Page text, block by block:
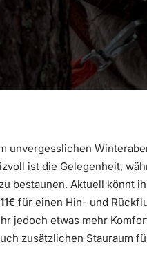
unvergesslichen
ist die Gelegenheit,
bestaunen. Aktuell könnt
für einen Hin- und
jedoch etwas mehr
zusätzlichen Stauraum